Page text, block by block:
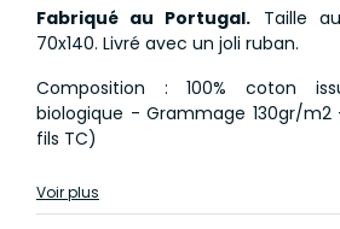
Fabriqué au Portugal. Taille
70x140. Livré avec un joli ruban.
Composition : 100% coton
biologique - Grammage 130gr/
fils TC)
Voir plus